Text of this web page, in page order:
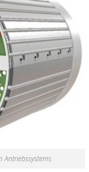
Antriebssystems